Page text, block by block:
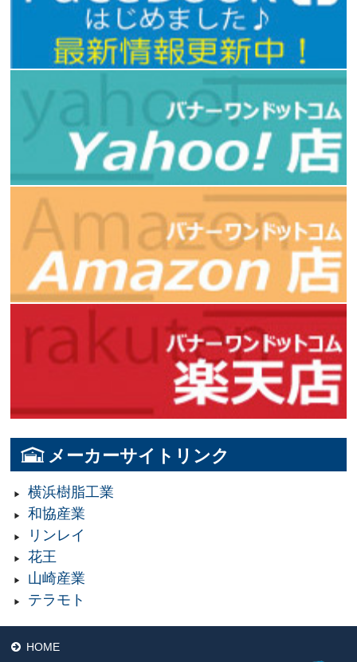
メーカーサイトリンク
横浜樹脂工業
和協産業
リンレイ
花王
山崎産業
テラモト
HOME